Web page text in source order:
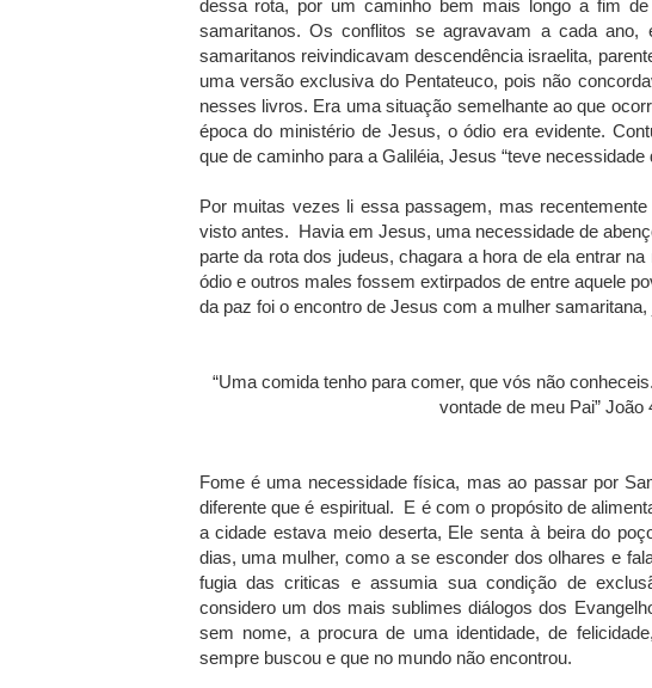
dessa rota, por um caminho bem mais longo a fim
samaritanos. Os conflitos se agravavam a cada
samaritanos reivindicavam descendência israelita,
uma versão exclusiva do Pentateuco, pois não
nesses livros. Era uma situação semelhante ao que
época do ministério de Jesus, o ódio era evidente.
que de caminho para a Galiléia, Jesus “teve necessidade
Por muitas vezes li essa passagem, mas
visto antes. Havia em Jesus, uma necessidade de
parte da rota dos judeus, chagara a hora de ela entrar
ódio e outros males fossem extirpados de entre aquele
da paz foi o encontro de Jesus com a mulher
“Uma comida tenho para comer, que vós não
vontade de meu Pai” João
Fome é uma necessidade física, mas ao passar por
diferente que é espiritual. E é com o propósito de
a cidade estava meio deserta, Ele senta à beira do
dias, uma mulher, como a se esconder dos olhares e
fugia das criticas e assumia sua condição de
considero um dos mais sublimes diálogos dos
sem nome, a procura de uma identidade, de
sempre buscou e que no mundo não encontrou.